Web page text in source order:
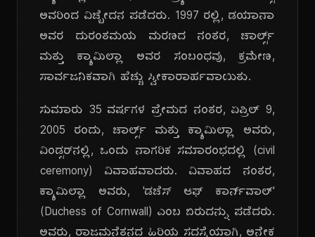
ಅವರಿಂದ ವಿಚ್ಛೇದನ ಪಡೆದರು. 1997 ರಲ್ಲಿ, ಡಯಾನಾ
ಅವರ ದುರಂತಮಯ ಮರಣದ ನಂತರ, ಚಾರ್ಲ್ಸ್
ಮತ್ತು ಕ್ಯಾಮಿಲ್ಲಾ ಅವರ ಸಂಬಂಧವು, ಕ್ರಮೇಣ,
ಸಾರ್ವಜನಿಕವಾಗಿ ಹೆಚ್ಚು ಸ್ವೀಕಾರಾರ್ಹವಾಯಿತು.
ಸುಮಾರು 35 ವರ್ಷಗಳ ಪ್ರೇಮದ ನಂತರ, ಏಪ್ರಿಲ್ 9,
2005 ರಂದು, ಚಾರ್ಲ್ಸ್ ಮತ್ತು ಕ್ಯಾಮಿಲ್ಲಾ ಅವರು,
ವಿಂಡ್ಸರ್‌ನಲ್ಲಿ, ಒಂದು ನಾಗರಿಕ ಸಮಾರಂಭದಲ್ಲಿ (civil
ceremony) ವಿವಾಹವಾದರು. ವಿವಾಹದ ನಂತರ,
ಕ್ಯಾಮಿಲ್ಲಾ ಅವರು, 'ಡಚೆಸ್ ಆಫ್ ಕಾರ್ನ್‌ವಾಲ್'
(Duchess of Cornwall) ಎಂಬ ಬಿರುದನ್ನು ಪಡೆದರು.
ಅವರು, ರಾಜಮನೆತನದ ಹಿರಿಯ ಸದಸ್ಯೆಯಾಗಿ, ಅನೇಕ